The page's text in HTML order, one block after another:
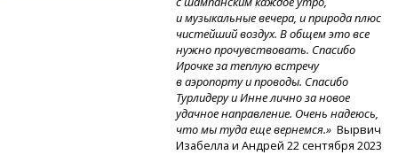
и музыкальные вечера, и природа плюс
чистейший воздух. В общем это все
нужно прочувствовать. Спасибо
Ирочке за теплую встречу
в аэропорту и проводы. Спасибо
Турлидеру и Инне лично за новое
удачное направление. Очень надеюсь,
что мы туда еще вернемся.» Вырвич
Изабелла и Андрей 22 сентября 2023